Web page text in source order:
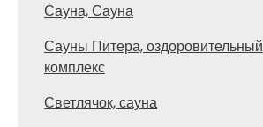
Сауна, Сауна
Сауны Питера, оздоровительный
комплекс
Светлячок, сауна